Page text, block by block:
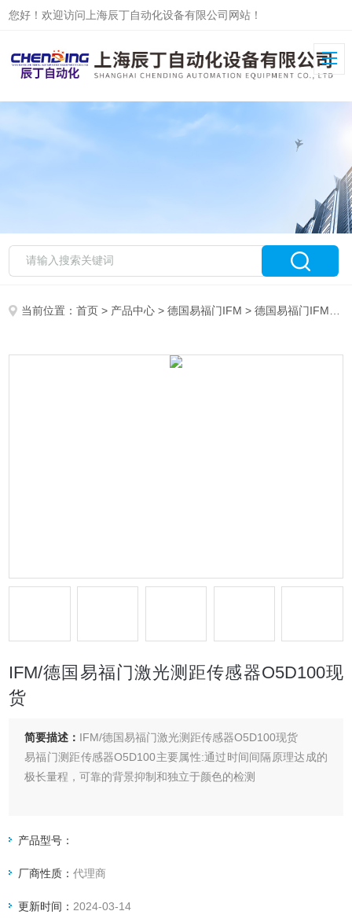
您好！欢迎访问上海辰丁自动化设备有限公司网站！
当前位置：首页 > 产品中心 >德国易福门IFM >德国易福门IFM现货系列
IFM/德国易福门激光测距传感器O5D100现
货
简要描述： IFM/德国易福门激光测距传感器O5D100现货
易福门测距传感器O5D100主要属性:通过时间间隔原理达成的
极长量程，可靠的背景抑制和独立于颜色的检测
产品型号：
厂商性质：代理商
更新时间： 2024-03-14